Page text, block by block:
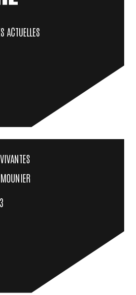
ACTUELLES